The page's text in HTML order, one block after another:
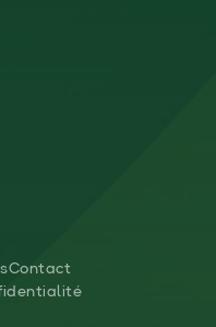
Contact